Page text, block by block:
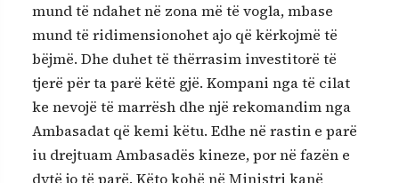
mund të ndahet në zona më të vogla, mbase
mund të ridimensionohet ajo që kërkojmë të
bëjmë. Dhe duhet të thërrasim investitorë të
tjerë për ta parë këtë gjë. Kompani nga të cilat
ke nevojë të marrësh dhe një rekomandim nga
Ambasadat që kemi këtu. Edhe në rastin e parë
iu drejtuam Ambasadës kineze, por në fazën e
dytë jo të parë. Këto kohë në Ministri kanë